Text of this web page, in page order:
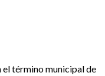
el término municipal de